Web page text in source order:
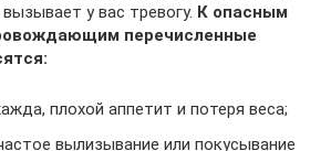
у вас тревогу. К опасным
перечисленные
плохой аппетит и потеря веса;
вылизывание или покусывание